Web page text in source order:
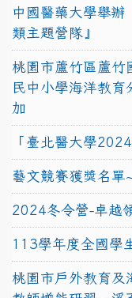
中國醫藥大學舉辦
類主題營隊』
桃園市蘆竹區蘆竹
民中小學海洋教
加
「臺北醫大學
藝文競賽獲獎名單
2024冬令營-卓越
113學年度全國學
桃園市戶外教育及